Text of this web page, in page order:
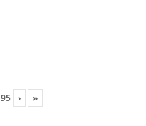
95 › »